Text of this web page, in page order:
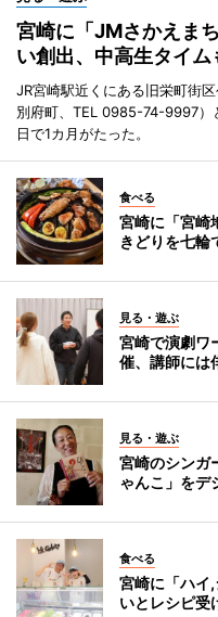
宮崎に「JMさかえま
い創出、中高生タイム
JR宮崎駅近くにある旧栄町街
別府町、TEL 0985-74-9997）
日で1カ月がたった。
食べる
宮崎に「宮
きどりを七輪
見る・遊ぶ
宮崎で演劇
催、講師には
見る・遊ぶ
宮崎のシンガ
ゃんこ」をデ
食べる
宮崎に「ハ
いとレシピ受